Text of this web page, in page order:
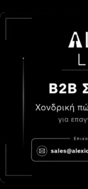
Κατάστημα Χαλάνδρι:
210 283 0072
6983123181